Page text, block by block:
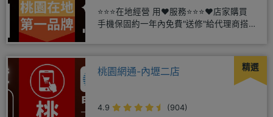
⭐⭐⭐在地經營 用❤️服務⭐⭐⭐❤️店家購買
手機保固約一年內免費"送修"給代理商搭
精選
桃園網通-內壢二店
4.9
(904)